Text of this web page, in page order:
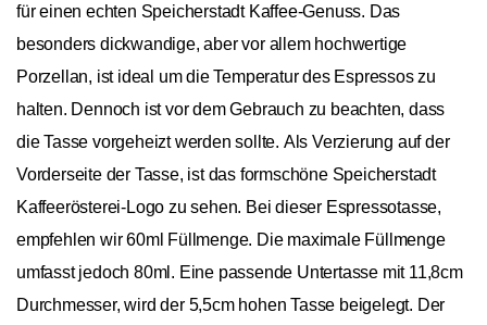
für einen echten Speicherstadt Kaffee-Genuss. Das
besonders dickwandige, aber vor allem hochwertige
Porzellan, ist ideal um die Temperatur des Espressos zu
halten. Dennoch ist vor dem Gebrauch zu beachten, dass
die Tasse vorgeheizt werden sollte. Als Verzierung auf der
Vorderseite der Tasse, ist das formschöne Speicherstadt
Kaffeerösterei-Logo zu sehen. Bei dieser Espressotasse,
empfehlen wir 60ml Füllmenge. Die maximale Füllmenge
umfasst jedoch 80ml. Eine passende Untertasse mit 11,8cm
Durchmesser, wird der 5,5cm hohen Tasse beigelegt. Der